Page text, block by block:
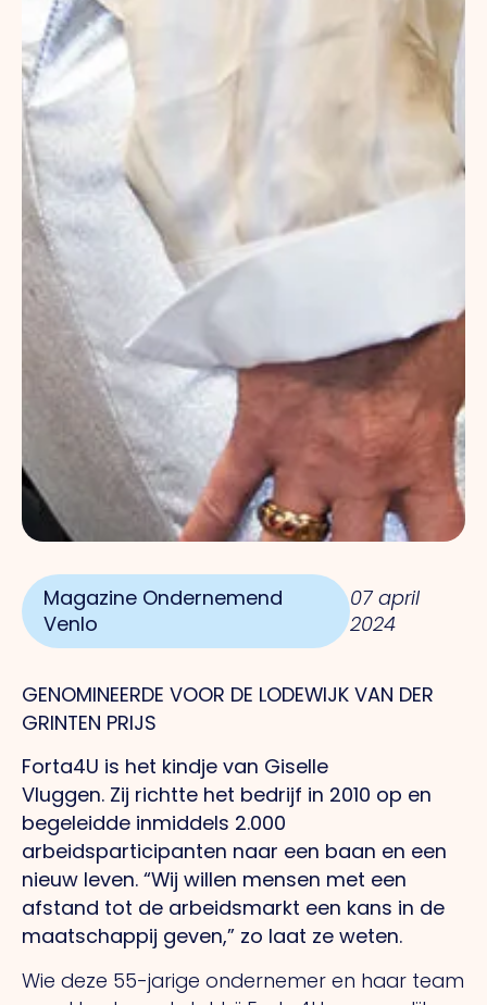
Magazine Ondernemend
Venlo
07 april
2024
GENOMINEERDE VOOR DE LODEWIJK VAN DER
GRINTEN PRIJS
Forta4U is het kindje van Giselle
Vluggen. Zij richtte het bedrijf in 2010 op en
begeleidde inmiddels 2.000
arbeidsparticipanten naar een baan en een
nieuw leven. “Wij willen mensen met een
afstand tot de arbeidsmarkt een kans in de
maatschappij geven,” zo laat ze weten.
Wie deze 55-jarige ondernemer en haar team